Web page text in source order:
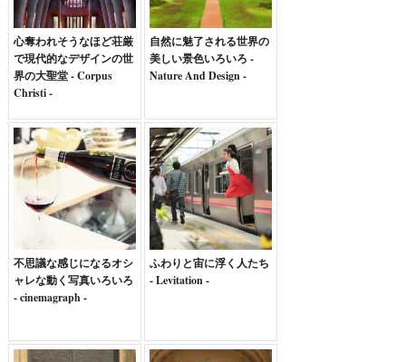
心奪われそうなほど荘厳
で現代的なデザインの世
界の大聖堂 - Corpus
Christi -
自然に魅了される世界の
美しい景色いろいろ -
Nature And Design -
不思議な感じになるオシ
ャレな動く写真いろいろ
- cinemagraph -
ふわりと宙に浮く人たち
- Levitation -